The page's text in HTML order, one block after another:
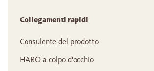
Collegamenti rapidi
Consulente del prodotto
HARO a colpo d'occhio